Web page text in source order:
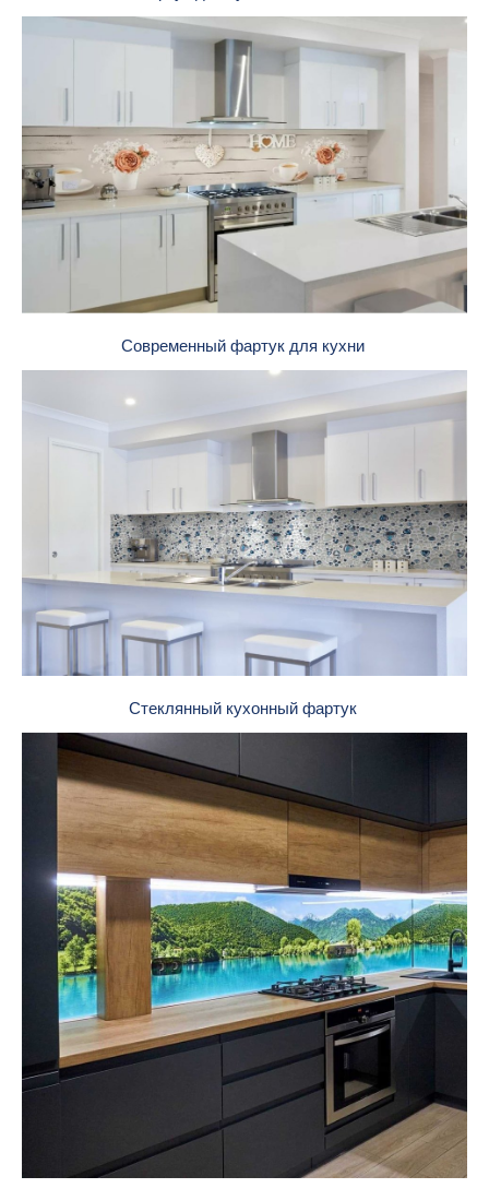
Современный фартук для кухни
Стеклянный кухонный фартук